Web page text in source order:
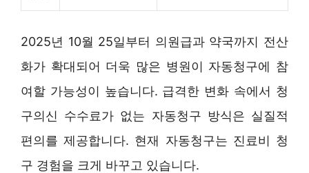
2025년 10월 25일부터 의원급과 약국까지 전산
화가 확대되어 더욱 많은 병원이 자동청구에 참
여할 가능성이 높습니다. 급격한 변화 속에서 청
구의신 수수료가 없는 자동청구 방식은 실질적
편의를 제공합니다. 현재 자동청구는 진료비 청
구 경험을 크게 바꾸고 있습니다.